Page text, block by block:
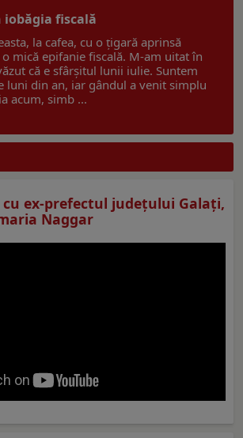
iobăgia fiscală
la cafea, cu o țigară aprinsă
mică epifanie fiscală. M-am uitat în
că e sfârșitul lunii iulie. Suntem
luni din an, iar gândul a venit simplu
acum, simb ...
ex-prefectul judeţului Galaţi,
Naggar